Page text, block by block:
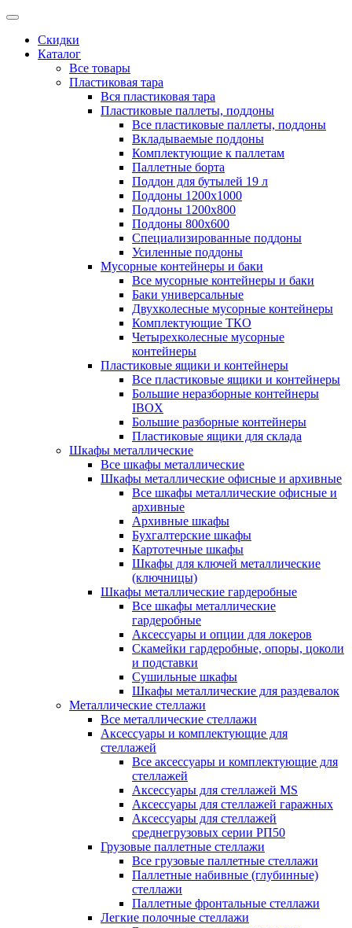
Скидки
Каталог
Все товары
Пластиковая тара
Вся пластиковая тара
Пластиковые паллеты, поддоны
Все пластиковые паллеты, поддоны
Вкладываемые поддоны
Комплектующие к паллетам
Паллетные борта
Поддон для бутылей 19 л
Поддоны 1200х1000
Поддоны 1200х800
Поддоны 800х600
Специализированные поддоны
Усиленные поддоны
Мусорные контейнеры и баки
Все мусорные контейнеры и баки
Баки универсальные
Двухколесные мусорные контейнеры
Комплектующие ТКО
Четырехколесные мусорные
контейнеры
Пластиковые ящики и контейнеры
Все пластиковые ящики и контейнеры
Большие неразборные контейнеры
IBOX
Большие разборные контейнеры
Пластиковые ящики для склада
Шкафы металлические
Все шкафы металлические
Шкафы металлические офисные и архивные
Все шкафы металлические офисные и
архивные
Архивные шкафы
Бухгалтерские шкафы
Картотечные шкафы
Шкафы для ключей металлические
(ключницы)
Шкафы металлические гардеробные
Все шкафы металлические
гардеробные
Аксессуары и опции для локеров
Скамейки гардеробные, опоры, цоколи
и подставки
Сушильные шкафы
Шкафы металлические для раздевалок
Металлические стеллажи
Все металлические стеллажи
Аксессуары и комплектующие для
стеллажей
Все аксессуары и комплектующие для
стеллажей
Аксессуары для стеллажей MS
Аксессуары для стеллажей гаражных
Аксессуары для стеллажей
среднегрузовых серии РП50
Грузовые паллетные стеллажи
Все грузовые паллетные стеллажи
Паллетные набивные (глубинные)
стеллажи
Паллетные фронтальные стеллажи
Легкие полочные стеллажи